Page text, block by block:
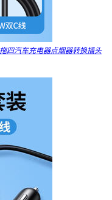
四汽车充电器点烟器转换插头